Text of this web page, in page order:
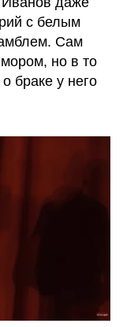
с белым
Сам
но в то
браке у него